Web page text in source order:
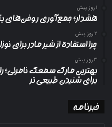
1 روز پیش
هشدار؛ جمع‌آوری روغن‌های
2 روز پیش
چرا استفاده از شیر مادر برای
3 روز پیش
بهترین مارک سمعک نامرئی؛
برای شنیدن طبیعی تر
خبرنامه